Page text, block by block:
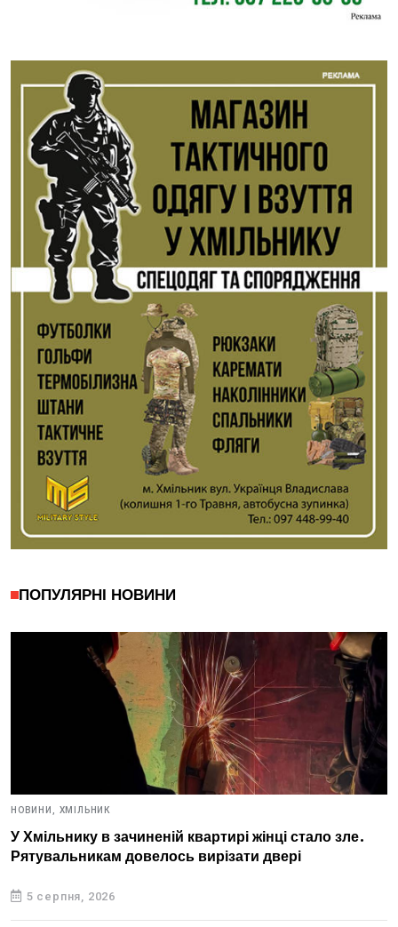
ПОПУЛЯРНІ НОВИНИ
НОВИНИ, ХМІЛЬНИК
У Хмільнику в зачиненій квартирі жінці стало зле.
Рятувальникам довелось вирізати двері
5 серпня, 2026